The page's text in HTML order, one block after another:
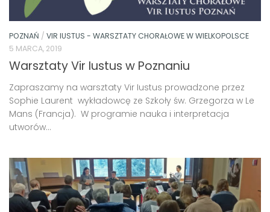
POZNAŃ / VIR IUSTUS - WARSZTATY CHORAŁOWE W WIELKOPOLSCE
5 MARCA, 2019
Warsztaty Vir Iustus w Poznaniu
Zapraszamy na warsztaty Vir Iustus prowadzone przez
Sophie Laurent wykładowcę ze Szkoły św. Grzegorza w Le
Mans (Francja). W programie nauka i interpretacja
utworów...